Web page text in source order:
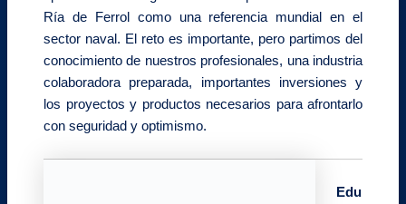
Ría de Ferrol como una referencia mundial en el
sector naval. El reto es importante, pero partimos del
conocimiento de nuestros profesionales, una industria
colaboradora preparada, importantes inversiones y
los proyectos y productos necesarios para afrontarlo
con seguridad y optimismo.
Edu